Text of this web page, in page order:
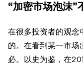
“加密市场泡沫”
在很多投资者的观念
的。在看到某一市场
必。以史为鉴，在